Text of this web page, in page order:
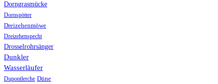
Dorngrasmücke
Dornspötter
Dreizehenmöwe
Dreizehenspecht
Drosselrohrsänger
Dunkler
Wasserläufer
Dupontlerche Düne